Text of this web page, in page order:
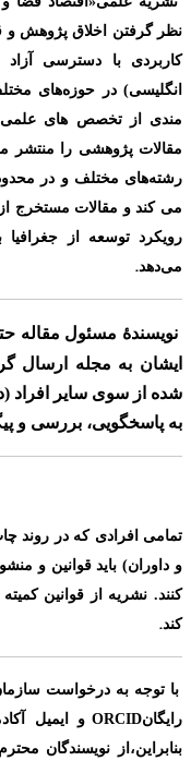
نظر گرفتن اخلاق پژوهش و
کاربردی با دسترسی
انگلیسی) در حوزه‌های
مندی از تخصص های علمی
مقالات پژوهشی را
رشته‌های مختلف و در
می کند و مقالات مستخرج
رویکرد توسعه از جغرافیا
می‌دهد.
نویسندۀ مسئول مقاله
ایشان به مجله ارسال
شده از سوی سایر افراد
به پاسخگویی، بررسی و
تمامی افرادی که در روند
و داوران) باید قوانین و
کنند. نشریه از قوانین
کند.
با توجه به درخواست
رایگانORCID و ایمیل
بنابراین،از نویسندگان